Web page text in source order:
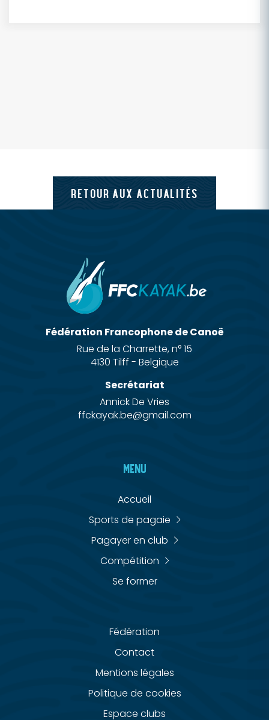
RETOUR AUX ACTUALITÉS
Fédération Francophone de Canoë
Rue de la Charrette, n° 15
4130 Tilff - Belgique
Secrétariat
Annick De Vries
ffckayak.be@gmail.com
MENU
Accueil
Sports de pagaie
Pagayer en club
Compétition
Se former
Fédération
Contact
Mentions légales
Politique de cookies
Espace clubs